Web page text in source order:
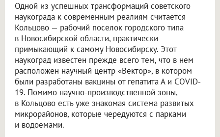
Одной из успешных трансформаций советского
наукограда к современным реалиям считается
Кольцово — рабочий поселок городского типа
в Новосибирской области, практически
примыкающий к самому Новосибирску. Этот
наукоград известен прежде всего тем, что в нем
расположен научный центр «Вектор», в котором
были разработаны вакцины от гепатита А и COVID-
19. Помимо научно-производственной зоны,
в Кольцово есть уже знакомая система развитых
микрорайонов, которые чередуются с парками
и водоемами.